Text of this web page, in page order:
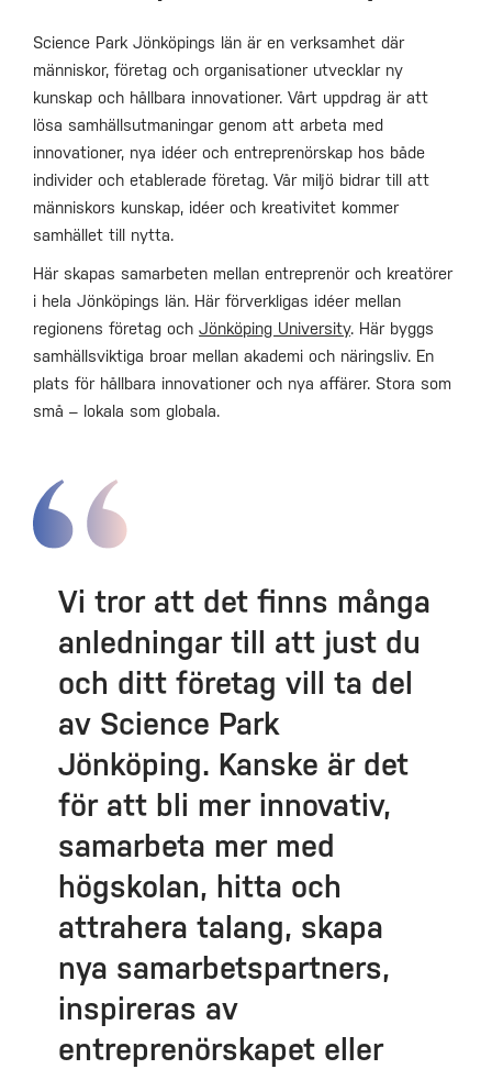
Science Park Jönköpings län är en verksamhet där
människor, företag och organisationer utvecklar ny
kunskap och hållbara innovationer. Vårt uppdrag är att
lösa samhällsutmaningar genom att arbeta med
innovationer, nya idéer och entreprenörskap hos både
individer och etablerade företag. Vår miljö bidrar till att
människors kunskap, idéer och kreativitet kommer
samhället till nytta.
Här skapas samarbeten mellan entreprenör och kreatörer
i hela Jönköpings län. Här förverkligas idéer mellan
regionens företag och Jönköping University. Här byggs
samhällsviktiga broar mellan akademi och näringsliv. En
plats för hållbara innovationer och nya affärer. Stora som
små – lokala som globala.
Vi tror att det finns många
anledningar till att just du
och ditt företag vill ta del
av Science Park
Jönköping. Kanske är det
för att bli mer innovativ,
samarbeta mer med
högskolan, hitta och
attrahera talang, skapa
nya samarbetspartners,
inspireras av
entreprenörskapet eller